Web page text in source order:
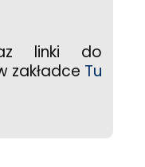
linki do
zakładce Tu